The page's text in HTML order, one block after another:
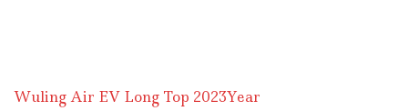
Wuling Air EV Long Top 2023Year